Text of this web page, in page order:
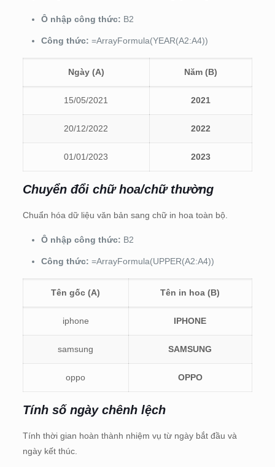
Ô nhập công thức: B2
Công thức: =ArrayFormula(YEAR(A2:A4))
Ngày (A) Năm (B)
15/05/2021 2021
20/12/2022 2022
01/01/2023 2023
Chuyển đổi chữ hoa/chữ thường
Chuẩn hóa dữ liệu văn bản sang chữ in hoa toàn bộ.
Ô nhập công thức: B2
Công thức: =ArrayFormula(UPPER(A2:A4))
Tên gốc (A) Tên in hoa (B)
iphone IPHONE
samsung SAMSUNG
oppo OPPO
Tính số ngày chênh lệch
Tính thời gian hoàn thành nhiệm vụ từ ngày bắt đầu và
ngày kết thúc.